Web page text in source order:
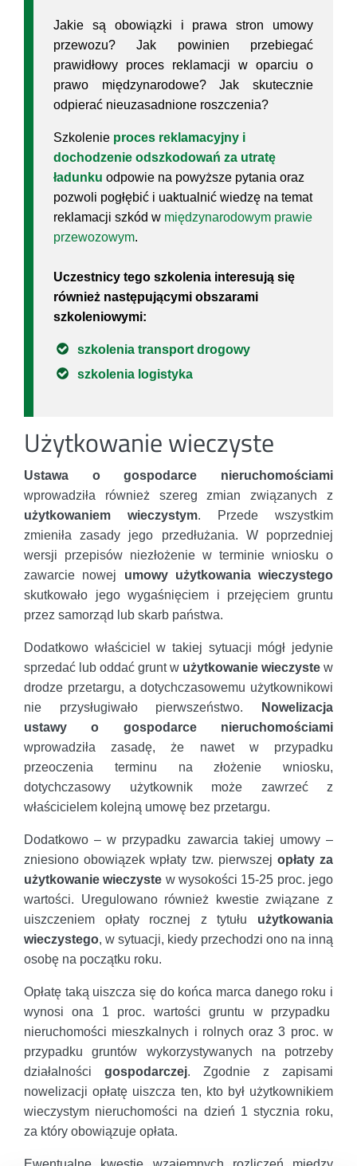
Jakie są obowiązki i prawa stron umowy
przewozu? Jak powinien przebiegać
prawidłowy proces reklamacji w oparciu o
prawo międzynarodowe? Jak skutecznie
odpierać nieuzasadnione roszczenia?
Szkolenie proces reklamacyjny i
dochodzenie odszkodowań za utratę
ładunku odpowie na powyższe pytania oraz
pozwoli pogłębić i uaktualnić wiedzę na temat
reklamacji szkód w międzynarodowym prawie
przewozowym.
Uczestnicy tego szkolenia interesują się
również następującymi obszarami
szkoleniowymi:
szkolenia transport drogowy
szkolenia logistyka
Użytkowanie wieczyste
Ustawa o gospodarce nieruchomościami
wprowadziła również szereg zmian związanych z
użytkowaniem wieczystym. Przede wszystkim
zmieniła zasady jego przedłużania. W poprzedniej
wersji przepisów niezłożenie w terminie wniosku o
zawarcie nowej umowy użytkowania wieczystego
skutkowało jego wygaśnięciem i przejęciem gruntu
przez samorząd lub skarb państwa.
Dodatkowo właściciel w takiej sytuacji mógł jedynie
sprzedać lub oddać grunt w użytkowanie wieczyste w
drodze przetargu, a dotychczasowemu użytkownikowi
nie przysługiwało pierwszeństwo.
Nowelizacja
ustawy o gospodarce nieruchomościami
wprowadziła zasadę, że nawet w przypadku
przeoczenia terminu na złożenie wniosku,
dotychczasowy użytkownik może zawrzeć z
właścicielem kolejną umowę bez przetargu.
Dodatkowo – w przypadku zawarcia takiej umowy –
zniesiono obowiązek wpłaty tzw. pierwszej opłaty za
użytkowanie wieczyste w wysokości 15-25 proc. jego
wartości. Uregulowano również kwestie związane z
uiszczeniem opłaty rocznej z tytułu użytkowania
wieczystego, w sytuacji, kiedy przechodzi ono na inną
osobę na początku roku.
Opłatę taką uiszcza się do końca marca danego roku i
wynosi ona 1 proc. wartości gruntu w przypadku
nieruchomości mieszkalnych i rolnych oraz 3 proc. w
przypadku gruntów wykorzystywanych na potrzeby
działalności gospodarczej. Zgodnie z zapisami
nowelizacji opłatę uiszcza ten, kto był użytkownikiem
wieczystym nieruchomości na dzień 1 stycznia roku,
za który obowiązuje opłata.